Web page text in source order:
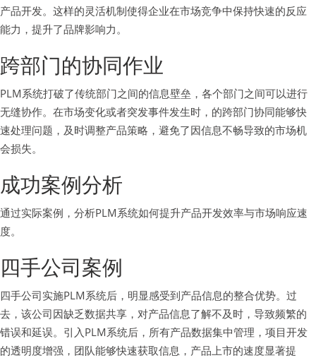
产品开发。这样的灵活机制使得企业在市场竞争中保持快速的反应
能力，提升了品牌影响力。
跨部门的协同作业
PLM系统打破了传统部门之间的信息壁垒，各个部门之间可以进行
无缝协作。在市场变化或者突发事件发生时，的跨部门协同能够快
速处理问题，及时调整产品策略，避免了因信息不畅导致的市场机
会损失。
成功案例分析
通过实际案例，分析PLM系统如何提升产品开发效率与市场响应速
度。
四手公司案例
四手公司实施PLM系统后，明显感受到产品信息的整合优势。过
去，该公司因缺乏数据共享，对产品信息了解不及时，导致频繁的
错误和延误。引入PLM系统后，所有产品数据集中管理，项目开发
的透明度增强，团队能够快速获取信息，产品上市的速度显著提